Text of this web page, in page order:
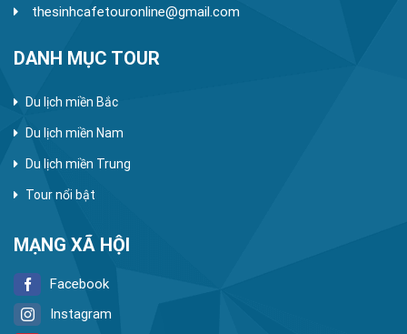
thesinhcafetouronline@gmail.com
DANH MỤC TOUR
Du lịch miền Bắc
Du lịch miền Nam
Du lịch miền Trung
Tour nổi bật
MẠNG XÃ HỘI
Facebook
Instagram